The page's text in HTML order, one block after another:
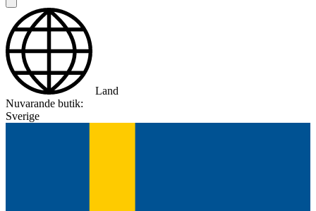
Land
Nuvarande butik:
Sverige